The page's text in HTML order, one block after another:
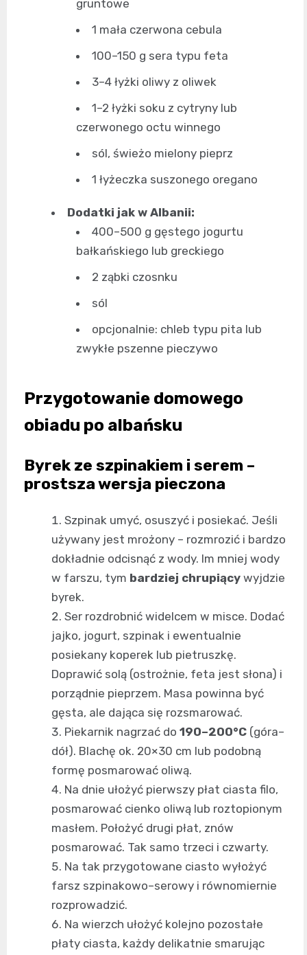
gruntowe
1 mała czerwona cebula
100–150 g sera typu feta
3–4 łyżki oliwy z oliwek
1–2 łyżki soku z cytryny lub
czerwonego octu winnego
sól, świeżo mielony pieprz
1 łyżeczka suszonego oregano
Dodatki jak w Albanii:
400–500 g gęstego jogurtu
bałkańskiego lub greckiego
2 ząbki czosnku
sól
opcjonalnie: chleb typu pita lub
zwykłe pszenne pieczywo
Przygotowanie domowego
obiadu po albańsku
Byrek ze szpinakiem i serem –
prostsza wersja pieczona
Szpinak umyć, osuszyć i posiekać. Jeśli
używany jest mrożony – rozmrozić i bardzo
dokładnie odcisnąć z wody. Im mniej wody
w farszu, tym bardziej chrupiący wyjdzie
byrek.
Ser rozdrobnić widelcem w misce. Dodać
jajko, jogurt, szpinak i ewentualnie
posiekany koperek lub pietruszkę.
Doprawić solą (ostrożnie, feta jest słona) i
porządnie pieprzem. Masa powinna być
gęsta, ale dająca się rozsmarować.
Piekarnik nagrzać do 190–200°C (góra–
dół). Blachę ok. 20×30 cm lub podobną
formę posmarować oliwą.
Na dnie ułożyć pierwszy płat ciasta filo,
posmarować cienko oliwą lub roztopionym
masłem. Położyć drugi płat, znów
posmarować. Tak samo trzeci i czwarty.
Na tak przygotowane ciasto wyłożyć
farsz szpinakowo–serowy i równomiernie
rozprowadzić.
Na wierzch ułożyć kolejno pozostałe
płaty ciasta, każdy delikatnie smarując